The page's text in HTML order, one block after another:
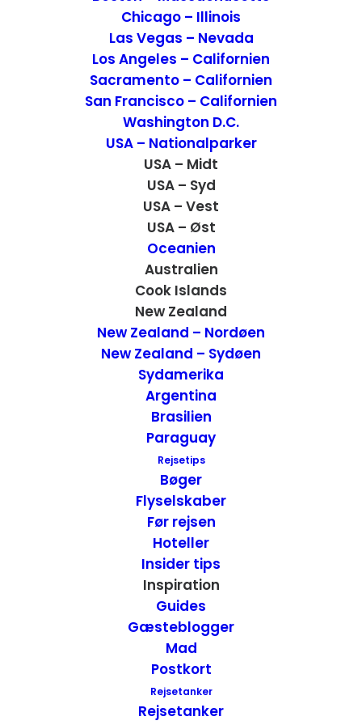
Chicago – Illinois
Las Vegas – Nevada
Los Angeles – Californien
Sacramento – Californien
San Francisco – Californien
Washington D.C.
USA – Nationalparker
USA – Midt
USA – Syd
USA – Vest
USA – Øst
Oceanien
Australien
Cook Islands
New Zealand
New Zealand – Nordøen
New Zealand – Sydøen
Sydamerika
Argentina
Brasilien
Paraguay
Rejsetips
Bøger
Flyselskaber
Før rejsen
Hoteller
Insider tips
Inspiration
Guides
Gæsteblogger
Mad
Postkort
Rejsetanker
Rejsetanker
De bedste rejseoplevelser i 2013
I året 2013 gik drømmen iopfyldelse og vi
rejste jorden rundt.Ikke kun ud i verden
men hele jorden rundt. Året var spækket
med gode oplevelser og at skrive om de
bedste, bliver derfor begrænsningens
kunst og en svær øvelse men nu prøver vi.
I vores de bedste rejseoplevelser i 2013 må
Australien nævnes. Det som imponerede